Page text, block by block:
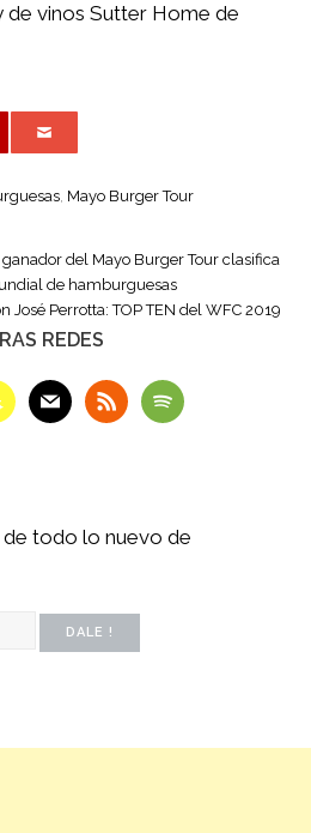
de vinos Sutter Home de
, Mayo Burger Tour
del Mayo Burger Tour clasifica
de hamburguesas
José Perrotta: TOP TEN del WFC 2019
REDES
todo lo nuevo de